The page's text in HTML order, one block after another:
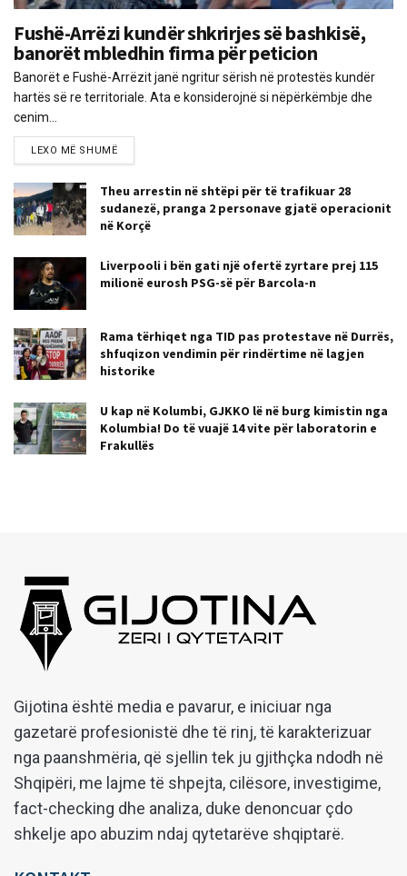
Fushë-Arrëzi kundër shkrirjes së bashkisë,
banorët mbledhin firma për peticion
Banorët e Fushë-Arrëzit janë ngritur sërish në protestës kundër
hartës së re territoriale. Ata e konsiderojnë si nëpërkëmbje dhe
cenim...
LEXO MË SHUMË
Theu arrestin në shtëpi për të trafikuar 28
sudanezë, pranga 2 personave gjatë operacionit
në Korçë
Liverpooli i bën gati një ofertë zyrtare prej 115
milionë eurosh PSG-së për Barcola-n
Rama tërhiqet nga TID pas protestave në Durrës,
shfuqizon vendimin për rindërtime në lagjen
historike
U kap në Kolumbi, GJKKO lë në burg kimistin nga
Kolumbia! Do të vuajë 14 vite për laboratorin e
Frakullës
Gijotina është media e pavarur, e iniciuar nga
gazetarë profesionistë dhe të rinj, të karakterizuar
nga paanshmëria, që sjellin tek ju gjithçka ndodh në
Shqipëri, me lajme të shpejta, cilësore, investigime,
fact-checking dhe analiza, duke denoncuar çdo
shkelje apo abuzim ndaj qytetarëve shqiptarë.